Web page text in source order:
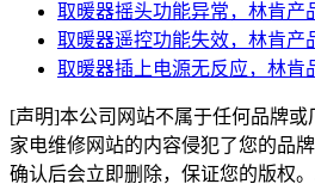
取暖器摇头功能异常，林肯产
取暖器遥控功能失效，林肯产
取暖器插上电源无反应，林肯
[声明]本公司网站不属于任何品牌
家电维修网站的内容侵犯了您的品
确认后会立即删除，保证您的版权